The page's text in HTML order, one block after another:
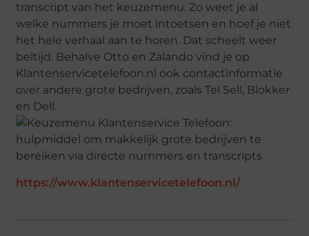
transcript van het keuzemenu. Zo weet je al
welke nummers je moet intoetsen en hoef je niet
het hele verhaal aan te horen. Dat scheelt weer
beltijd. Behalve Otto en Zalando vind je op
Klantenservicetelefoon.nl ook contactinformatie
over andere grote bedrijven, zoals Tel Sell, Blokker
en Dell.
https://www.klantenservicetelefoon.nl/